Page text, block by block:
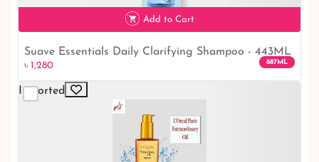
৳ 850
৳ 1,280
Add to Cart
Suave Essentials Daily Clarifying Shampoo - 443ML
৳ 1,280 887ML
Imported